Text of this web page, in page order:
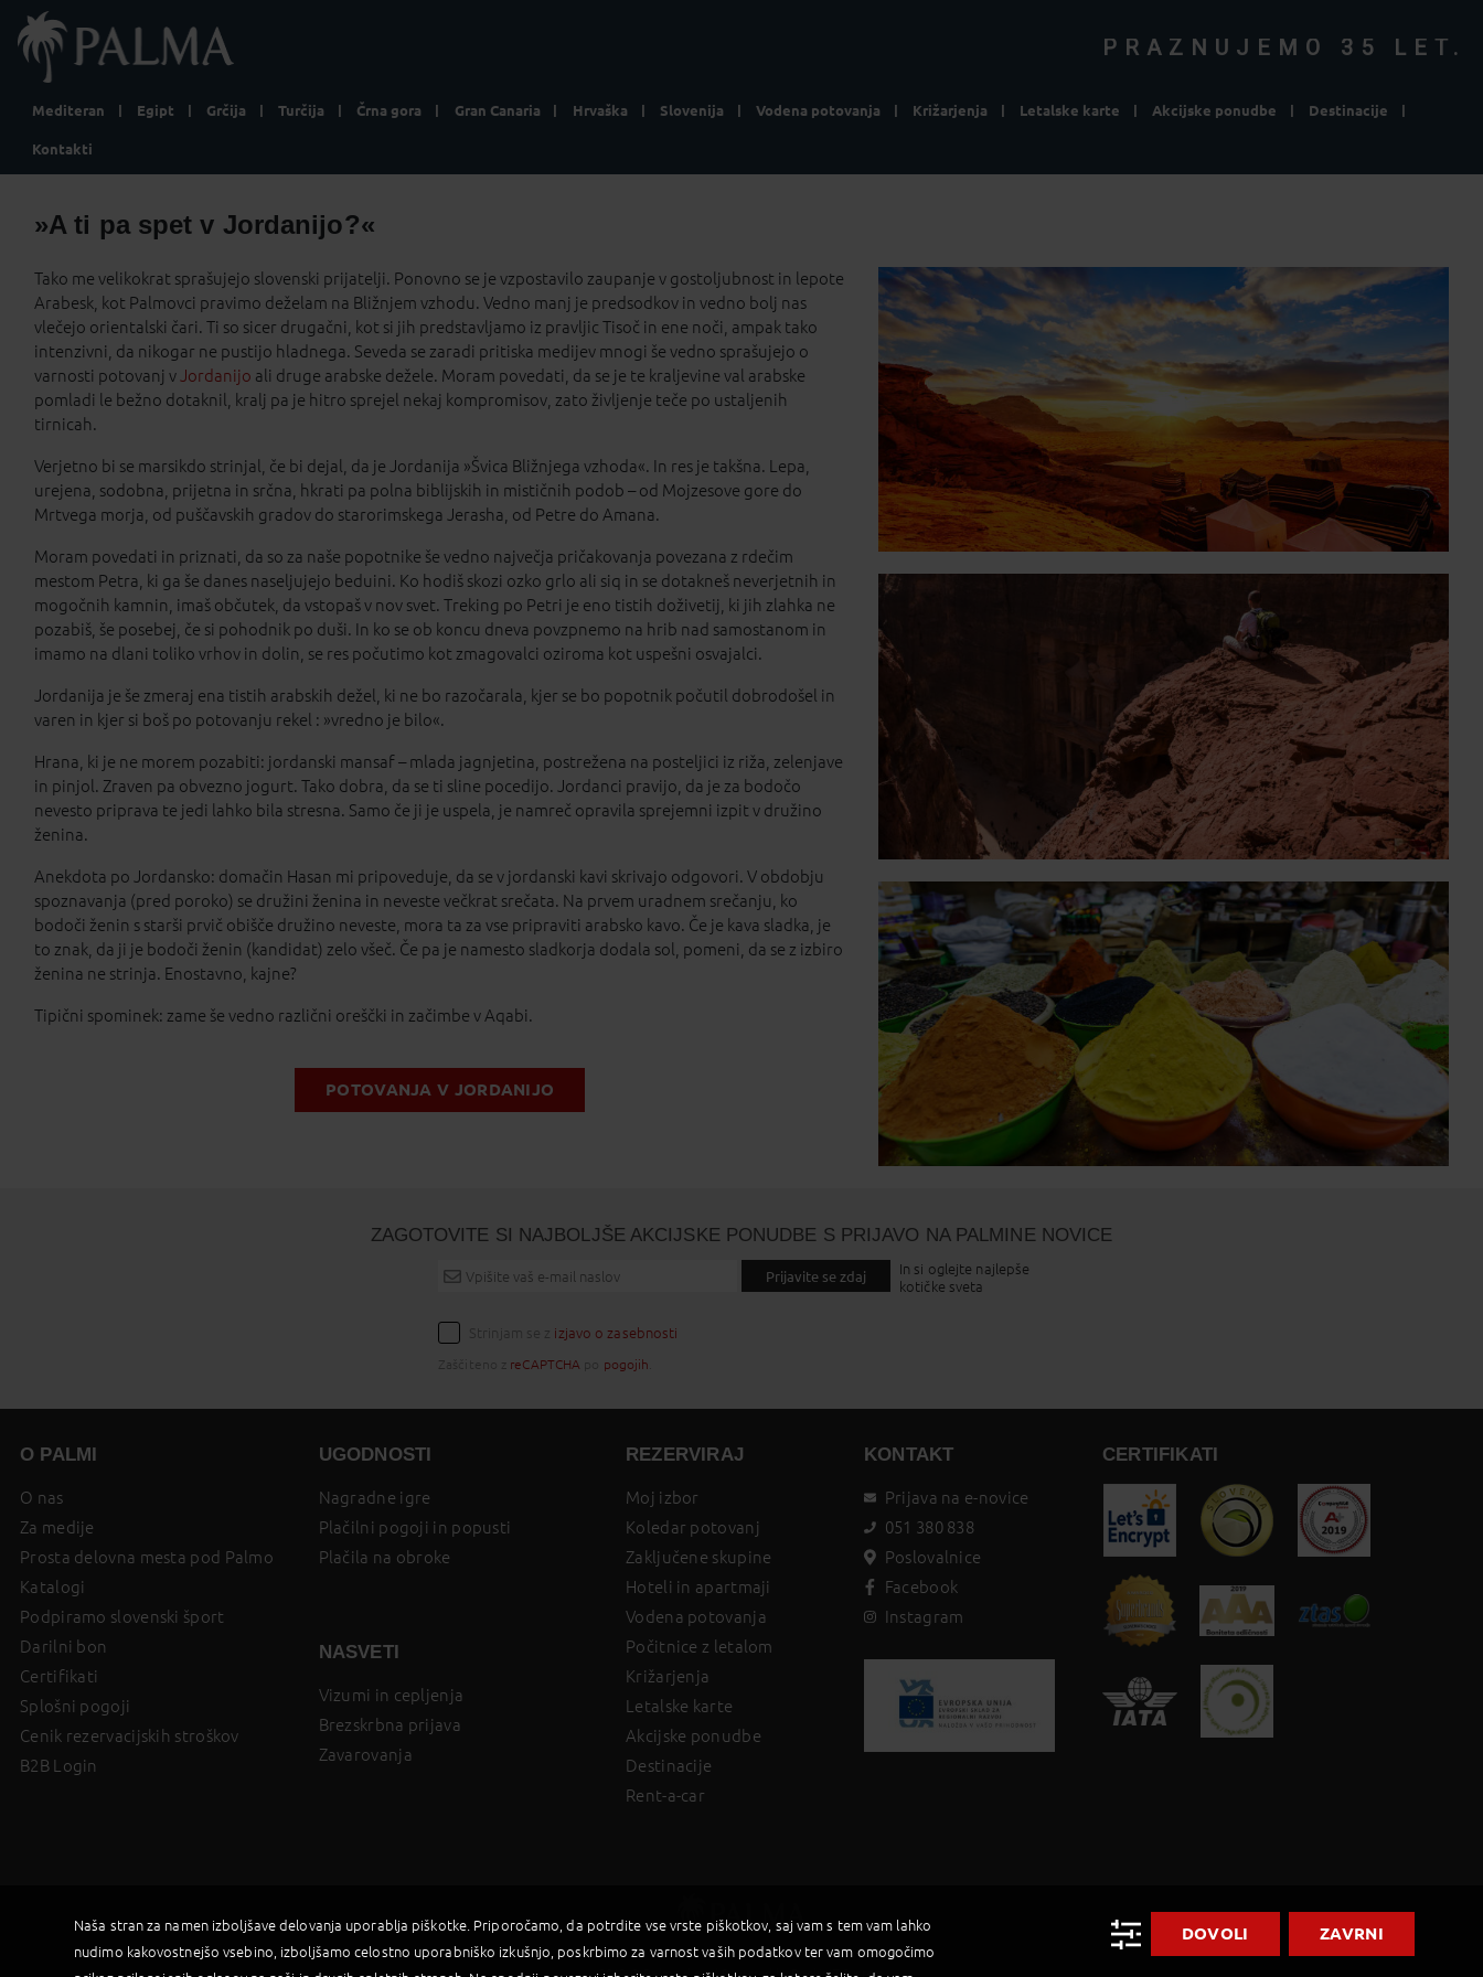
PRAZNUJEMO 35 LET.
Mediteran Egipt Grčija Turčija Črna gora Gran Canaria Hrvaška Slovenija Vodena potovanja Križarjenja Letalske karte Akcijske ponudbe Destinacije
Kontakti
»A ti pa spet v Jordanijo?«
Tako me velikokrat sprašujejo slovenski prijatelji. Ponovno se je vzpostavilo zaupanje v gostoljubnost in lepote
Arabesk, kot Palmovci pravimo deželam na Bližnjem vzhodu. Vedno manj je predsodkov in vedno bolj nas
vlečejo orientalski čari. Ti so sicer drugačni, kot si jih predstavljamo iz pravljic Tisoč in ene noči, ampak tako
intenzivni, da nikogar ne pustijo hladnega. Seveda se zaradi pritiska medijev mnogi še vedno sprašujejo o
varnosti potovanj vJordanijo ali druge arabske dežele. Moram povedati, da se je te kraljevine val arabske
pomladi le bežno dotaknil, kralj pa je hitro sprejel nekaj kompromisov, zato življenje teče po ustaljenih
tirnicah.
Verjetno bi se marsikdo strinjal, če bi dejal, da je Jordanija »Švica Bližnjega vzhoda«. In res je takšna. Lepa,
urejena, sodobna, prijetna in srčna, hkrati pa polna biblijskih in mističnih podob – od Mojzesove gore do
Mrtvega morja, od puščavskih gradov do starorimskega Jerasha, od Petre do Amana.
Moram povedati in priznati, da so za naše popotnike še vedno največja pričakovanja povezana z rdečim
mestom Petra, ki ga še danes naseljujejo beduini. Ko hodiš skozi ozko grlo ali siq in se dotakneš neverjetnih in
mogočnih kamnin, imaš občutek, da vstopaš v nov svet. Treking po Petri je eno tistih doživetij, ki jih zlahka ne
pozabiš, še posebej, če si pohodnik po duši. In ko se ob koncu dneva povzpnemo na hrib nad samostanom in
imamo na dlani toliko vrhov in dolin, se res počutimo kot zmagovalci oziroma kot uspešni osvajalci.
Jordanija je še zmeraj ena tistih arabskih dežel, ki ne bo razočarala, kjer se bo popotnik počutil dobrodošel in
varen in kjer si boš po potovanju rekel : »vredno je bilo«.
Hrana, ki je ne morem pozabiti: jordanski mansaf – mlada jagnjetina, postrežena na posteljici iz riža, zelenjave
in pinjol. Zraven pa obvezno jogurt. Tako dobra, da se ti sline pocedijo. Jordanci pravijo, da je za bodočo
nevesto priprava te jedi lahko bila stresna. Samo če ji je uspela, je namreč opravila sprejemni izpit v družino
ženina.
Anekdota po Jordansko: domačin Hasan mi pripoveduje, da se v jordanski kavi skrivajo odgovori. V obdobju
spoznavanja (pred poroko) se družini ženina in neveste večkrat srečata. Na prvem uradnem srečanju, ko
bodoči ženin s starši prvič obišče družino neveste, mora ta za vse pripraviti arabsko kavo. Če je kava sladka, je
to znak, da ji je bodoči ženin (kandidat) zelo všeč. Če pa je namesto sladkorja dodala sol, pomeni, da se z izbiro
ženina ne strinja. Enostavno, kajne?
Tipični spominek: zame še vedno različni oreščki in začimbe v Aqabi.
POTOVANJA V JORDANIJO
ZAGOTOVITE SI NAJBOLJŠE AKCIJSKE PONUDBE S PRIJAVO NA PALMINE NOVICE
Prijavite se zdaj
In si oglejte najlepše
kotičke sveta
Strinjam se z izjavo o zasebnosti
Zaščiteno z reCAPTCHA pogojih
O PALMI
O nas
Za medije
Prosta delovna mesta pod Palmo
Katalogi
Podpiramo slovenski šport
Darilni bon
Certifikati
Splošni pogoji
Cenik rezervacijskih stroškov
B2B Login
UGODNOSTI
Nagradne igre
Plačilni pogoji in popusti
Plačila na obroke
NASVETI
Vizumi in cepljenja
Brezskrbna prijava
Zavarovanja
REZERVIRAJ
Moj izbor
Koledar potovanj
Zaključene skupine
Hoteli in apartmaji
Vodena potovanja
Počitnice z letalom
Križarjenja
Letalske karte
Akcijske ponudbe
Destinacije
Rent-a-car
KONTAKT
Prijava na e-novice
051 380 838
Poslovalnice
Facebook
Instagram
CERTIFIKATI
2019 © Palma d.o.o |Powered by BookiniT System
Naša stran za namen izboljšave delovanja uporablja piškotke. Priporočamo, da potrdite vse vrste piškotkov, saj vam s tem vam lahko
nudimo kakovostnejšo vsebino, izboljšamo celostno uporabniško izkušnjo, poskrbimo za varnost vaših podatkov ter vam omogočimo
DOVOLI ZAVRNI